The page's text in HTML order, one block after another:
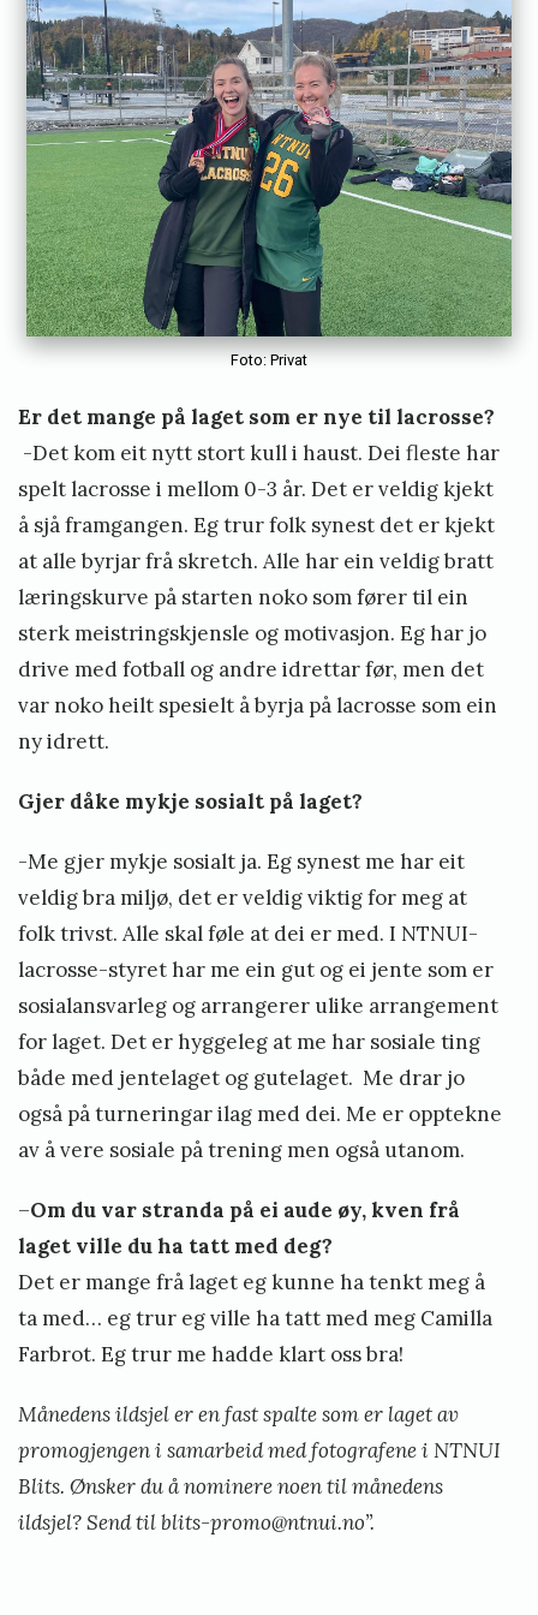
Foto: Privat
Er det mange på laget som er nye til lacrosse?
-Det kom eit nytt stort kull i haust. Dei fleste har
spelt lacrosse i mellom 0-3 år. Det er veldig kjekt
å sjå framgangen. Eg trur folk synest det er kjekt
at alle byrjar frå skretch. Alle har ein veldig bratt
læringskurve på starten noko som fører til ein
sterk meistringskjensle og motivasjon. Eg har jo
drive med fotball og andre idrettar før, men det
var noko heilt spesielt å byrja på lacrosse som ein
ny idrett.
Gjer dåke mykje sosialt på laget?
-Me gjer mykje sosialt ja. Eg synest me har eit
veldig bra miljø, det er veldig viktig for meg at
folk trivst. Alle skal føle at dei er med. I NTNUI-
lacrosse-styret har me ein gut og ei jente som er
sosialansvarleg og arrangerer ulike arrangement
for laget. Det er hyggeleg at me har sosiale ting
både med jentelaget og gutelaget. Me drar jo
også på turneringar ilag med dei. Me er opptekne
av å vere sosiale på trening men også utanom.
–Om du var stranda på ei aude øy, kven frå
laget ville du ha tatt med deg?
Det er mange frå laget eg kunne ha tenkt meg å
ta med… eg trur eg ville ha tatt med meg Camilla
Farbrot. Eg trur me hadde klart oss bra!
Månedens ildsjel er en fast spalte som er laget av
promogjengen i samarbeid med fotografene i NTNUI
Blits. Ønsker du å nominere noen til månedens
ildsjel? Send tilblits-promo@ntnui.no”.